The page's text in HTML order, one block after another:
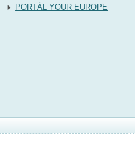
PORTÁL YOUR EUROPE